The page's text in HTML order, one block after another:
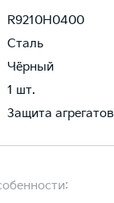
R9210H0400
Сталь
Чёрный
1 шт.
Защита агрегатов